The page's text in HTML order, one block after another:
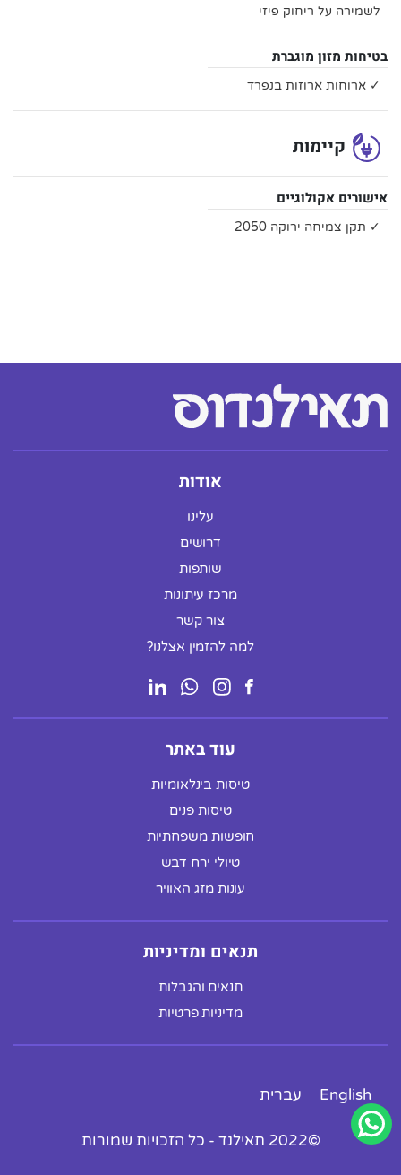
לשמירה על ריחוק פיזי
בטיחות מזון מוגברת
✓ ארוחות ארוזות בנפרד
קיימות
אישורים אקולוגיים
✓ תקן צמיחה ירוקה 2050
אודות
עלינו
דרושים
שותפות
מרכז עיתונות
צור קשר
למה להזמין אצלנו?
עוד באתר
טיסות בינלאומיות
טיסות פנים
חופשות משפחתיות
טיולי ירח דבש
עונות מזג האוויר
תנאים ומדיניות
תנאים והגבלות
מדיניות פרטיות
English עברית
©2022 תאילנד - כל הזכויות שמורות